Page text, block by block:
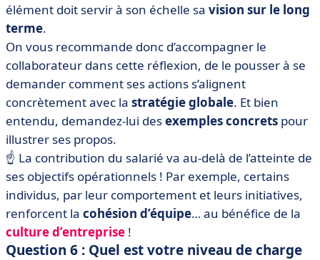
élément doit servir à son échelle sa vision sur le long
terme.
On vous recommande donc d’accompagner le
collaborateur dans cette réflexion, de le pousser à se
demander comment ses actions s’alignent
concrètement avec la stratégie globale. Et bien
entendu, demandez-lui desexemples concrets pour
illustrer ses propos.
☝️ La contribution du salarié va au-delà de l’atteinte de
ses objectifs opérationnels ! Par exemple, certains
individus, par leur comportement et leurs initiatives,
renforcent la cohésion d’équipe… au bénéfice de la
culture d’entreprise !
Question 6 : Quel est votre niveau de charge